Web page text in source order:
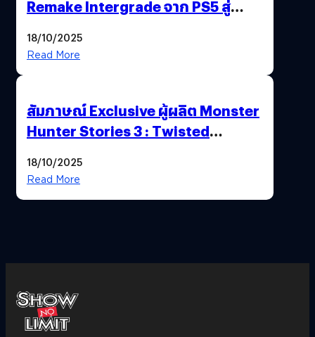
Remake Intergrade จาก PS5 สู่
18/10/2025
Read More
สัมภาษณ์ Exclusive ผู้ผลิต Monster
Hunter Stories 3 : Twisted
สวยฉ่ำ !
18/10/2025
Read More